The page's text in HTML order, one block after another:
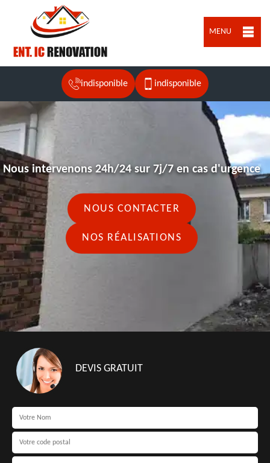
MENU
indisponible indisponible
Nous intervenons 24h/24 sur 7j/7 en cas d'urgence
NOUS CONTACTER
NOS RÉALISATIONS
DEVIS GRATUIT